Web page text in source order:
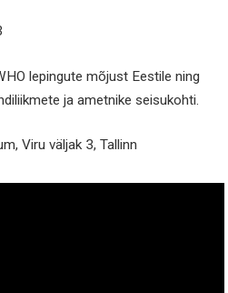
lepingute mõjust Eestile ning
ja ametnike seisukohti.
Viru väljak 3, Tallinn